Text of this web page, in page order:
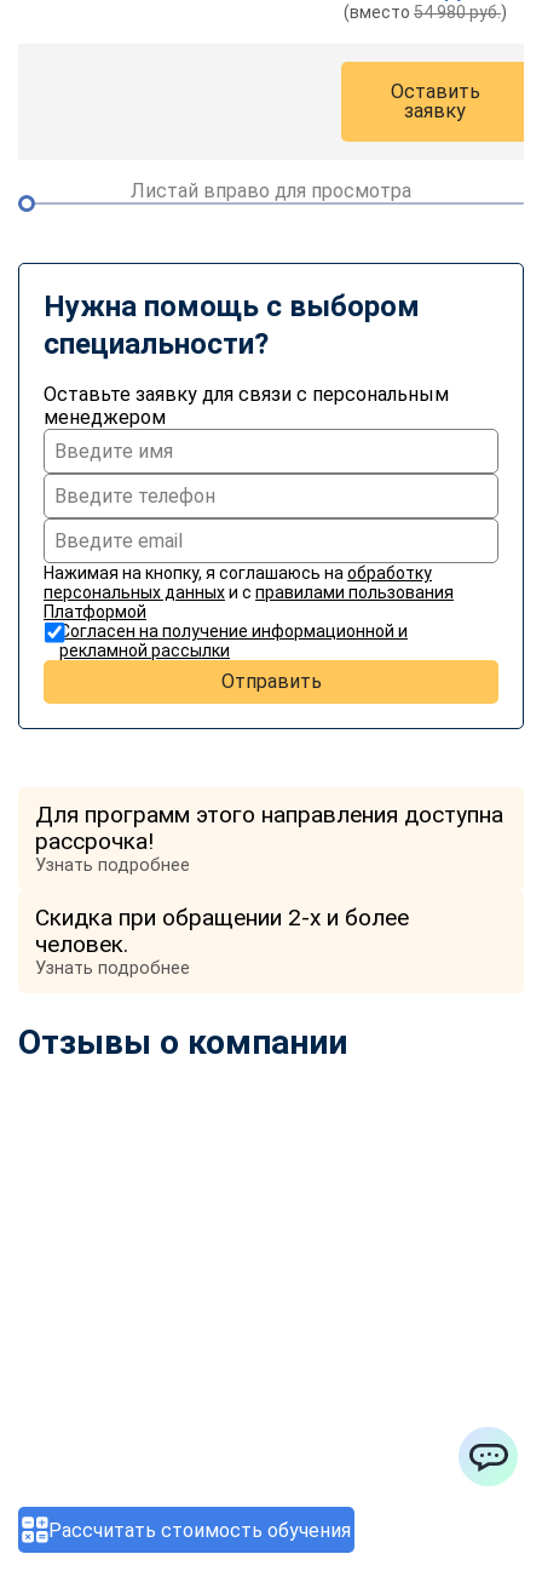
Рассчитать стоимость обучения
(вместо54 980 руб.)
Оставить
заявку
Листай вправо для просмотра
Нужна помощь с выбором
специальности?
Оставьте заявку для связи с персональным
менеджером
Нажимая на кнопку, я соглашаюсь на обработку
персональных данныхи с правилами пользования
Платформой
Согласен на получение информационной и
рекламной рассылки
Отправить
Для программ этого направления доступна
рассрочка!
Узнать подробнее
Скидка при обращении 2-х и более
человек.
Узнать подробнее
Отзывы о компании
ChatApp
online
Мессенджеры
Свяжитесь с нами через любой удобный мессенджер!
WhatsApp